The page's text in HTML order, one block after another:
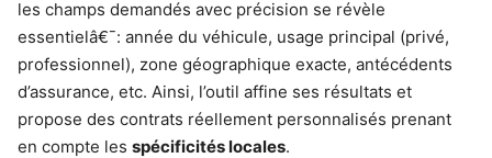
les champs demandés avec précision se révèle
essentielâ€¯: année du véhicule, usage principal (privé,
professionnel), zone géographique exacte, antécédents
d’assurance, etc. Ainsi, l’outil affine ses résultats et
propose des contrats réellement personnalisés prenant
en compte les spécificités locales.